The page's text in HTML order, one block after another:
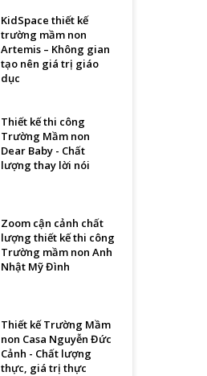
KidSpace thiết kế
trường mầm non
Artemis – Không gian
tạo nên giá trị giáo
dục
Thiết kế thi công
Trường Mầm non
Dear Baby - Chất
lượng thay lời nói
Zoom cận cảnh chất
lượng thiết kế thi công
Trường mầm non Anh
Nhật Mỹ Đình
Thiết kế Trường Mầm
non Casa Nguyễn Đức
Cảnh - Chất lượng
thực, giá trị thực